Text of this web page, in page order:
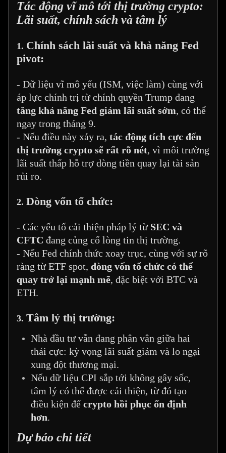
Tác động vĩ mô tới thị trường crypto:
Lãi suất, chính sách và tâm lý
1. Chính sách lãi suất và khả năng Fed
pivot:
- Dữ liệu vĩ mô yếu (ISM, việc làm) cùng với
áp lực chính trị từ chính quyền Trump đang
tăng khả năng Fed giảm lãi suất sớm, có thể
ngay trong tháng 9.
- Nếu điều này xảy ra, tác động tích cực đến
thị trường crypto sẽ rất rõ nét, vì môi trường
lãi suất thấp hỗ trợ dòng tiền quay lại tài sản
rủi ro.
2. Dòng vốn tổ chức:
- Các yếu tố cải thiện pháp lý từ SEC và
CFTC đang củng cố lòng tin thị trường.
- Nếu Fed chính thức xoay trục, cùng với sự rõ
ràng từ ETF spot, dòng vốn tổ chức có thể
quay trở lại mạnh mẽ, đặc biệt với BTC và
ETH.
3. Tâm lý thị trường:
Nhà đầu tư vẫn đang phân vân giữa hai
thái cực: kỳ vọng lãi suất giảm và lo ngại
xung đột thương mại.
Nếu dữ liệu CPI sắp tới không gây sốc,
tâm lý có thể được cải thiện, từ đó tạo
điều kiện để crypto hồi phục ổn định
hơn.
Dự báo chi tiết